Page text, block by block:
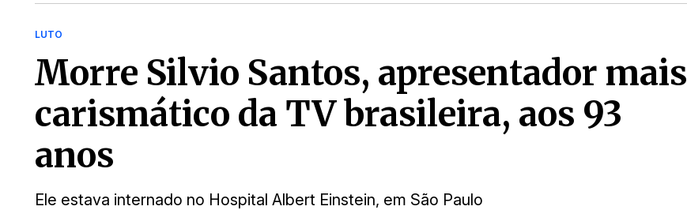
LUTO
Morre Silvio Santos, apresentador mais
carismático da TV brasileira, aos 93
anos
Ele estava internado no Hospital Albert Einstein, em São Paulo